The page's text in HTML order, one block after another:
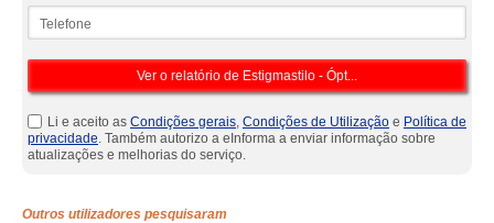
Li e aceito as Condições gerais, Condições de Utilização e Política de
privacidade. Também autorizo a eInforma a enviar informação sobre
atualizações e melhorias do serviço.
Outros utilizadores pesquisaram